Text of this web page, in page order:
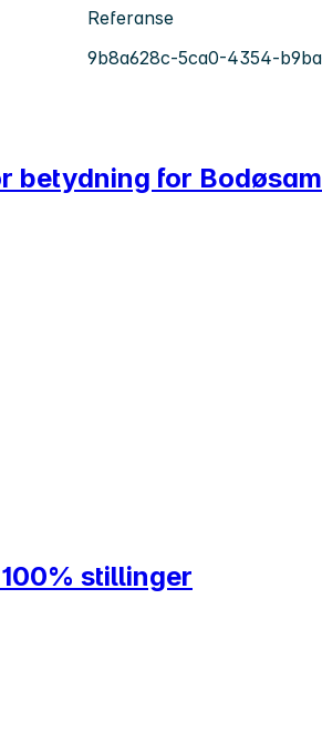
Referanse
9b8a628c-5ca0-4354-
betydning for
stillinger